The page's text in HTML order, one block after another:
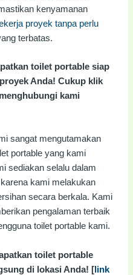
kenyamanan
proyek tanpa perlu
terbatas.
toilet portable siap
Anda! Cukup klik
kami
sangat mengutamakan
portable yang kami
sediakan selalu dalam
kami melakukan
secara berkala. Kami
pengalaman terbaik
toilet portable kami.
toilet portable
di lokasi Anda! [ link